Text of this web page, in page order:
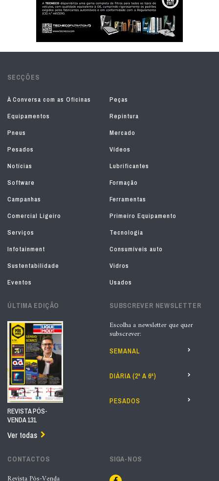
SECÇÕES
À Conversa com as Oficinas
Peças
Equipamentos
Repintura
Pneus
Mercado
Pesados
Vídeos
Notícias
Lubrificantes
Software
Formação
Campanhas
Ferramentas
Comercial Ligeiro
Primeiro Equipamento
Serviços
Tecnologia
Infotainment
Consumíveis auto
Sustentabilidade
Vidros
Eventos
Usados
ÚLTIMA EDIÇÃO
REVISTA PÓS-
VENDA 131
Ver todas
SUBSCREVER NEWSLETTER
Escolha a newsletter que quer
subscrever:
SEMANAL
DIÁRIA (2ª A 6ª)
PESADOS
CONTACTOS SIGA-NOS